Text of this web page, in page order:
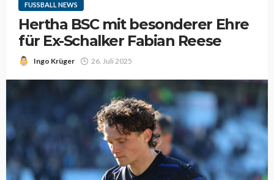
FUSSBALL NEWS
Hertha BSC mit besonderer Ehre
für Ex-Schalker Fabian Reese
Ingo Krüger 26. Juli 2025